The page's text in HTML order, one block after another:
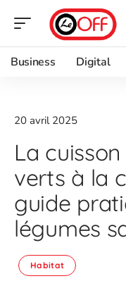
Business Digital
20 avril 2025
La
verts à la
guide
légumes
Habitat